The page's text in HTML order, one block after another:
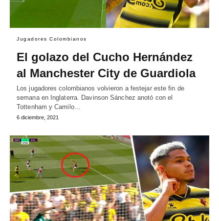
Jugadores Colombianos
El golazo del Cucho Hernández
al Manchester City de Guardiola
Los jugadores colombianos volvieron a festejar este fin de
semana en Inglaterra. Davinson Sánchez anotó con el
Tottenham y Camilo…
6 diciembre, 2021